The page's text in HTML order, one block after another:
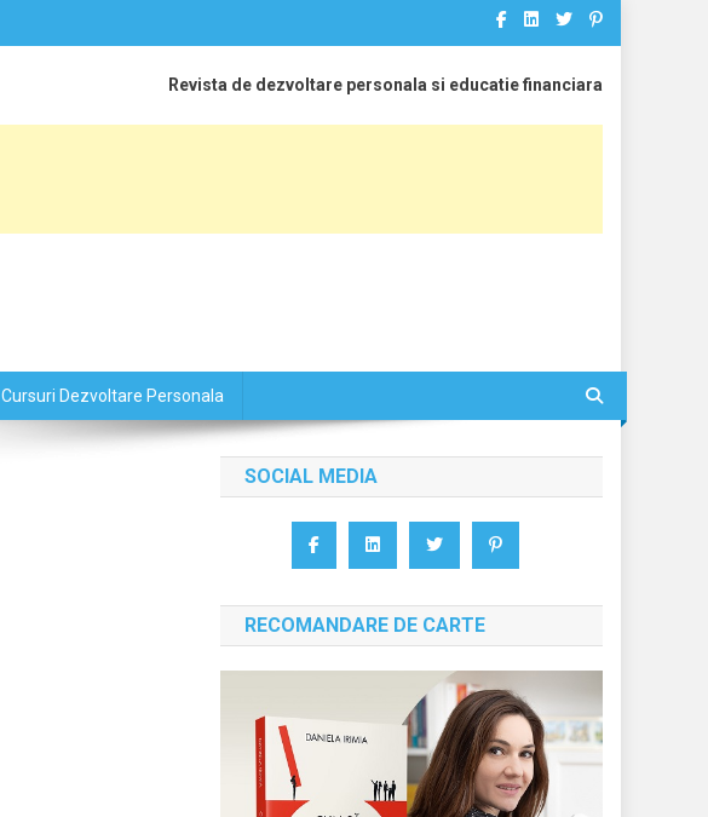
Revista de dezvoltare personala si educatie financiara
Cursuri Dezvoltare Personala
SOCIAL MEDIA
RECOMANDARE DE CARTE